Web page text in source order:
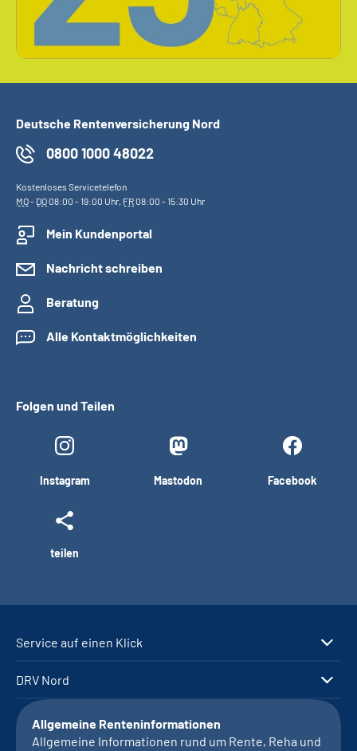
Deutsche Rentenversicherung Nord
0800 1000 48022
Kostenloses Servicetelefon
MO- DO08:00 - 19:00 Uhr, FR08:00 - 15:30 Uhr
Mein Kundenportal
Nachricht schreiben
Beratung
Alle Kontaktmöglichkeiten
Folgen und Teilen
Instagram Mastodon Facebook
teilen
Service auf einen Klick
DRV Nord
Allgemeine Renteninformationen
Allgemeine Informationen rund um Rente, Reha und